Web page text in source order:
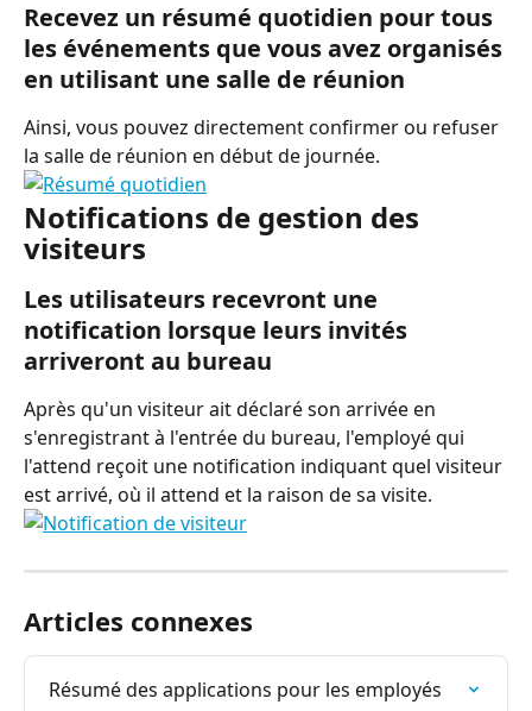
Recevez un résumé quotidien pour tous
les événements que vous avez organisés
en utilisant une salle de réunion
Ainsi, vous pouvez directement confirmer ou refuser
la salle de réunion en début de journée.
Notifications de gestion des
visiteurs
Les utilisateurs recevront une
notification lorsque leurs invités
arriveront au bureau
Après qu'un visiteur ait déclaré son arrivée en
s'enregistrant à l'entrée du bureau, l'employé qui
l'attend reçoit une notification indiquant quel visiteur
est arrivé, où il attend et la raison de sa visite.
Articles connexes
Résumé des applications pour les employés